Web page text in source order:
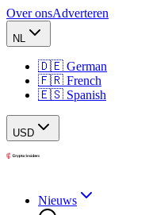
Over onsAdverteren
NL
🇩🇪 German
🇫🇷 French
🇪🇸 Spanish
USD
Nieuws